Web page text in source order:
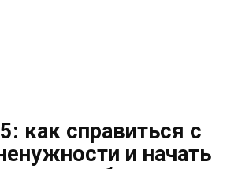
как справиться с
и начать